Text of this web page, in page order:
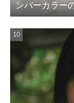
ンバーカラー
ザイン